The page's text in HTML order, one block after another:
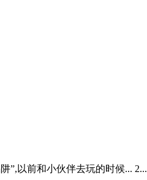
”,以前和小伙伴去玩的时候... 2...